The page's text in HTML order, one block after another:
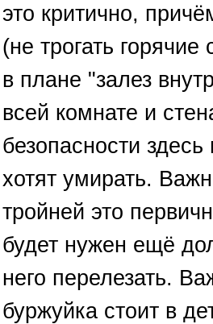
это критично,
(не трогать
в плане "залез
всей комнате и
безопасности
хотят умирать.
тройней это
будет нужен ещё
него перелезать.
буржуйка стоит в